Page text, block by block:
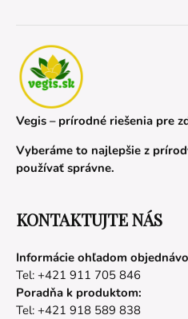
Vegis – prírodné riešenia pre
Vyberáme to najlepšie z
používať správne.
KONTAKTUJTE NÁS
Informácie ohľadom
Tel: +421 911 705 846
Poradňa k produktom:
Tel: +421 918 589 838